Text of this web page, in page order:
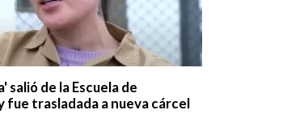
salió de la Escuela de
fue trasladada a nueva cárcel